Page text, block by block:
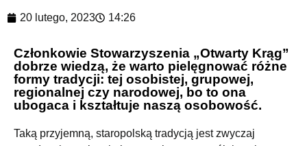
20 lutego, 2023 14:26
Członkowie Stowarzyszenia „Otwarty Krąg”
dobrze wiedzą, że warto pielęgnować różne
formy tradycji: tej osobistej, grupowej,
regionalnej czy narodowej, bo to ona
ubogaca i kształtuje naszą osobowość.
Taką przyjemną, staropolską tradycją jest zwyczaj